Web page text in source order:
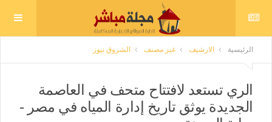
الرئيسية الارشيف غير مصنف الشروق نيوز
الري تستعد لافتتاح متحف في العاصمة
الجديدة يوثق تاريخ إدارة المياه في مصر -